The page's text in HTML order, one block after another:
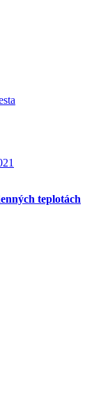
teplotách